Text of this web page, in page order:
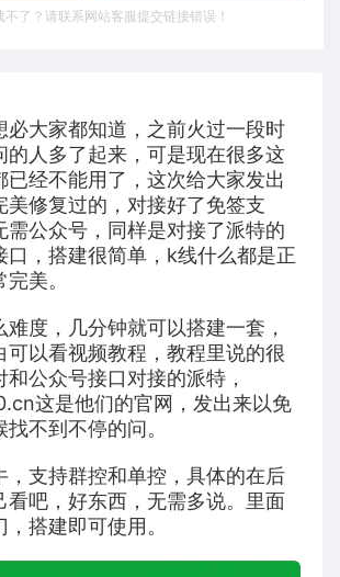
不了？请联系网站客服提交链接错误！
必大家都知道，之前火过一段时
的人多了起来，可是现在很多这
已经不能用了，这次给大家发出
美修复过的，对接好了免签支
需公众号，同样是对接了派特的
口，搭建很简单，k线什么都是正
美。
难度，几分钟就可以搭建一套，
可以看视频教程，教程里说的很
和公众号接口对接的派特，
这是他们的官网，发出来以免
不到不停的问。
，支持群控和单控，具体的在后
看吧，好东西，无需多说。里面
搭建即可使用。